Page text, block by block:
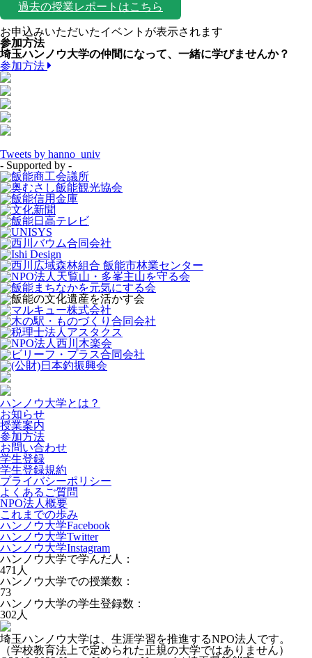
過去の授業レポートはこちら
お申込みいただいたイベントが表示されます
参加方法
埼玉ハンノウ大学の仲間になって、一緒に学びませんか？
参加方法
Tweets by hanno_univ
- Supported by -
ハンノウ大学とは？
お知らせ
授業案内
参加方法
お問い合わせ
学生登録
学生登録規約
プライバシーポリシー
よくあるご質問
NPO法人概要
これまでの歩み
ハンノウ大学Facebook
ハンノウ大学Twitter
ハンノウ大学Instagram
ハンノウ大学で学んだ人：
471 人
ハンノウ大学での授業数：
73
ハンノウ大学の学生登録数：
302 人
埼玉ハンノウ大学は、生涯学習を推進するNPO法人です。
（学校教育法上で定められた正規の大学ではありません）